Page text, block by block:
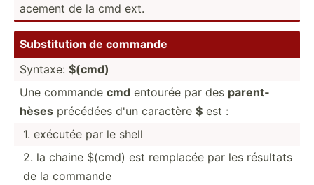
acement de la cmd ext.
Substi­tution de commande
Syntaxe: $(cmd)
Une commande cmd entourée par des parent­
hèses précédées d'un caractère $ est :
1. exécutée par le shell
2. la chaine $(cmd) est remplacée par les résultats
de la commande